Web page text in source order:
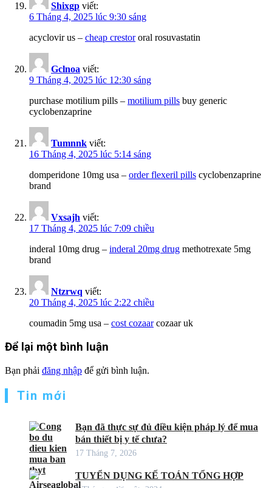
Shixgp viết:
6 Tháng 4, 2025 lúc 9:30 sáng
acyclovir us – cheap crestororal rosuvastatin
Gclnoa viết:
9 Tháng 4, 2025 lúc 12:30 sáng
purchase motilium pills – motilium pills buy generic
cyclobenzaprine
Tumnnk viết:
16 Tháng 4, 2025 lúc 5:14 sáng
domperidone 10mg usa – order flexeril pills cyclobenzaprine
brand
Vxsajh viết:
17 Tháng 4, 2025 lúc 7:09 chiều
inderal 10mg drug – inderal 20mg drug methotrexate 5mg
brand
Ntzrwq viết:
20 Tháng 4, 2025 lúc 2:22 chiều
coumadin 5mg usa – cost cozaarcozaar uk
Để lại một bình luận
Bạn phải đăng nhập để gửi bình luận.
Tin mới
Bạn đã thực sự đủ điều kiện pháp lý để mua
bán thiết bị y tế chưa?
17 Tháng 7, 2026
TUYỂN DỤNG KẾ TOÁN TỔNG HỢP